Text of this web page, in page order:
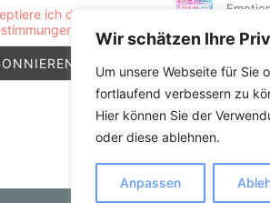
Wir schätzen Ihre
Um unsere Webseite für Sie
fortlaufend verbessern zu
Hier können Sie der
oder diese ablehnen.
Anpassen
ich die
August
Female
August